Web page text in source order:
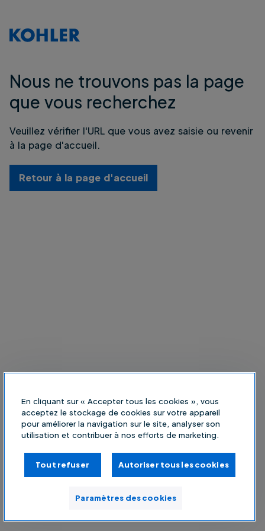
Nous ne trouvons pas la page
que vous recherchez
Veuillez vérifier l'URL que vous avez saisie ou revenir
à la page d'accueil.
Retour à la page d'accueil
En cliquant sur « Accepter tous les cookies », vous
acceptez le stockage de cookies sur votre appareil
pour améliorer la navigation sur le site, analyser son
utilisation et contribuer à nos efforts de marketing.
Tout refuser Autoriser tous les cookies
Paramètres des cookies